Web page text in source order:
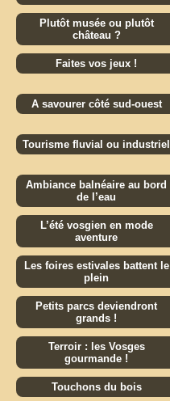
Plutôt musée ou plutôt
château ?
Faites vos jeux !
A savourer côté sud-ouest
Tourisme fluvial ou industriel
Ambiance balnéaire au bord
de l’eau
L’été vosgien en mode
aventure
Les foires estivales battent le
plein
Petits parcs deviendront
grands !
Terroir : les Vosges
gourmande !
Touchons du bois